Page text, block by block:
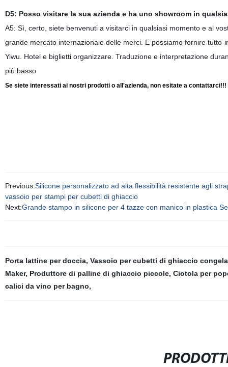
D5: Posso visitare la sua azienda e ha uno showroom in
A5: Sì, certo, siete benvenuti a visitarci in qualsiasi momento e al
grande mercato internazionale delle merci. E possiamo fornire
Yiwu. Hotel e biglietti organizzare. Traduzione e interpretazione
più basso
Se siete interessati ai nostri prodotti o all'azienda, non esitate a contattarci!!!
Previous:Silicone personalizzato ad alta flessibilità resistente agli
vassoio per stampi per cubetti di ghiaccio
Next:Grande stampo in silicone per 4 tazze con manico in plastica
Porta lattine per doccia, Vassoio per cubetti di ghiaccio
Maker, Produttore di palline di ghiaccio piccole, Ciotola per
calici da vino per bagno,